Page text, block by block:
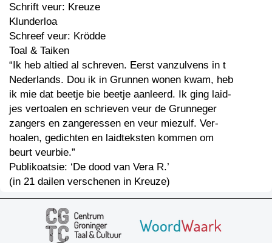
Schrift veur: Kreuze
Klunderloa
Schreef veur: Krödde
Toal & Taiken
“Ik heb altied al schreven. Eerst vanzulvens in t
Nederlands. Dou ik in Grunnen wonen kwam, heb
ik mie dat beetje bie beetje aanleerd. Ik ging laid-
jes vertoalen en schrieven veur de Grunneger
zangers en zangeressen en veur miezulf. Ver-
hoalen, gedichten en laidteksten kommen om
beurt veurbie.”
Publikoatsie: ‘De dood van Vera R.’
(in 21 dailen verschenen in Kreuze)